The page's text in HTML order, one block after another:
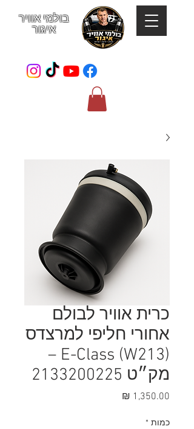
בולמי אוויר
איגור
כרית אוויר לבולם
אחורי חליפי למרצדס
E-Class (W213) –
מק״ט 2133200225
כמות *